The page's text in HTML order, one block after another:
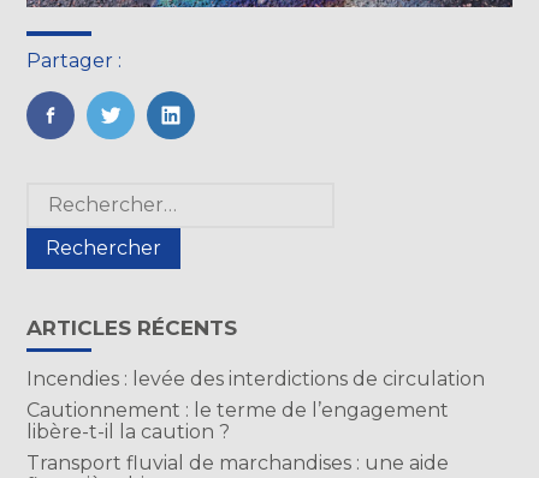
Partager :
FaceBook
TwitterLinkedIn
Blog
sidebar
Rechercher :
ARTICLES RÉCENTS
Incendies : levée des interdictions de circulation
Cautionnement : le terme de l’engagement
libère-t-il la caution ?
Transport fluvial de marchandises : une aide